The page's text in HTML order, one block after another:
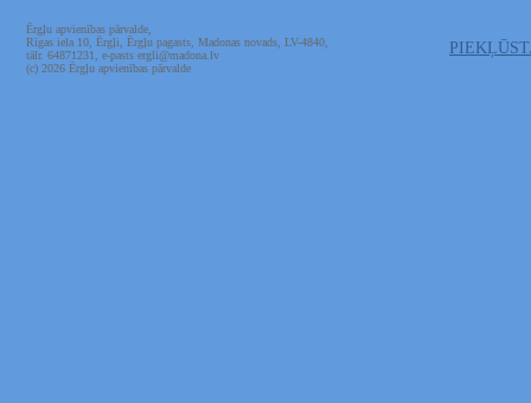
Ērgļu apvienības pārvalde,
Rīgas iela 10, Ērgļi, Ērgļu pagasts, Madonas novads, LV-4840,
tālr. 64871231, e-pasts ergli@madona.lv
(c) 2026 Ērgļu apvienības pārvalde